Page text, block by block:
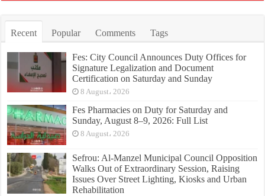
Recent Popular Comments Tags
Fes: City Council Announces Duty Offices for
Signature Legalization and Document
Certification on Saturday and Sunday
8 August، 2026
Fes Pharmacies on Duty for Saturday and
Sunday, August 8–9, 2026: Full List
8 August، 2026
Sefrou: Al-Manzel Municipal Council Opposition
Walks Out of Extraordinary Session, Raising
Issues Over Street Lighting, Kiosks and Urban
Rehabilitation